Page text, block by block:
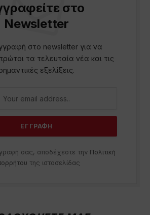
στο
Newsletter
στο newsletter για να
τα τελευταία νέα και τις
εξελίξεις.
σας, αποδέχεστε την Πολιτική
της ιστοσελίδας